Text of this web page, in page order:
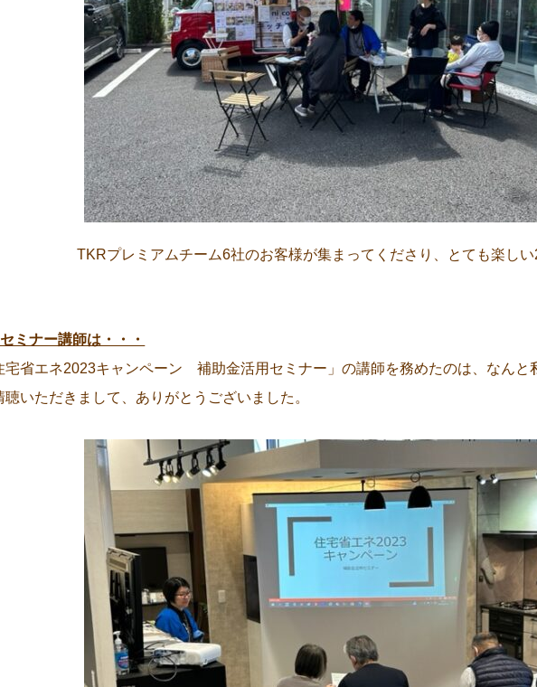
TKRプレミアムチーム6社のお客様が集まってくださり、とても楽しい
ミナー講師は・・・
宅省エネ2023キャンペーン 補助金活用セミナー」の講師を務めたのは、なんと
聴いただきまして、ありがとうございました。